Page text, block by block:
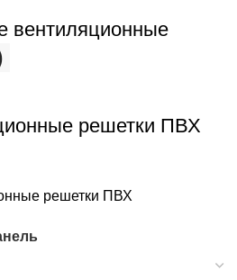
вентиляционные
решетки ПВХ
решетки ПВХ